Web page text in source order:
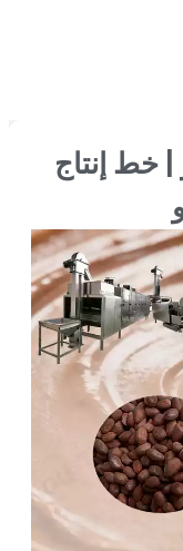
| خط إنتاج